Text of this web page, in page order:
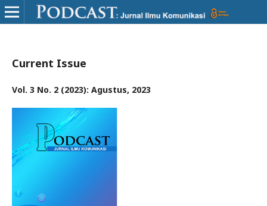
Current Issue
Vol. 3 No. 2 (2023): Agustus, 2023